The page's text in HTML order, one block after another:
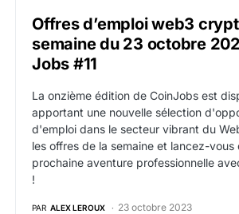
Offres d’emploi web3
semaine du 23 octobre
Jobs #11
La onzième édition de CoinJobs est
apportant une nouvelle sélection
d'emploi dans le secteur vibrant du
les offres de la semaine et lancez-vous
prochaine aventure professionnelle
!
PAR ALEX LEROUX 23 octobre 2023